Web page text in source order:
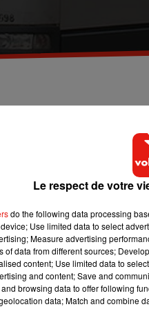
en Ile-de-France. Un
n'a plus de bus
bus diesel d’ici avril
plus de véhicules en
électriques soient livrés.
de bus propres pour
4 ou 5 serait donc
par l’A86.
Le respect de votre
do the following data processing
Use limited data to select
Measure advertising
of data from different sources;
content; Use limited data to
and content; Save and
browsing data to offer following
data; Match and combine